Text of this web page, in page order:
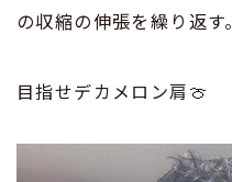
の収縮の伸張を繰り返す。
目指せデカメロン肩🍈